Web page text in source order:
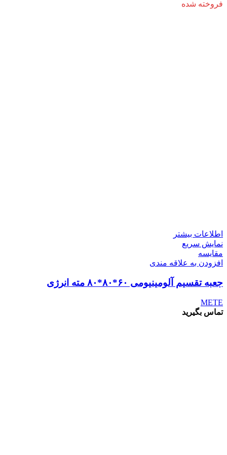
فروخته شده
اطلاعات بیشتر
نمایش سریع
مقايسه
افزودن به علاقه مندی
جعبه تقسیم آلومینیومی ۶۰*۸۰*۸۰ مته انرژی
METE
تماس بگیرید